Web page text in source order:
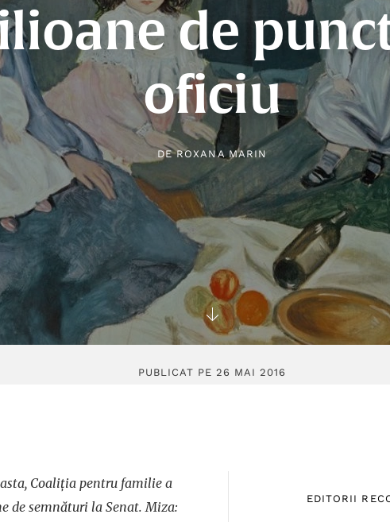
de
oficiu
DEROXANA MARIN
PUBLICAT PE 26 MAI 2016
EDITORII
Coaliția pentru familie a
de semnături la Senat. Miza: